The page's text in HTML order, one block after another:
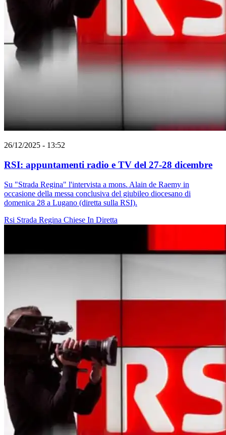
26/12/2025 - 13:52
RSI: appuntamenti radio e TV del 27-28 dicembre
Su "Strada Regina" l'intervista a mons. Alain de Raemy in
occasione della messa conclusiva del giubileo diocesano di
domenica 28 a Lugano (diretta sulla RSI).
Rsi Strada Regina Chiese In Diretta